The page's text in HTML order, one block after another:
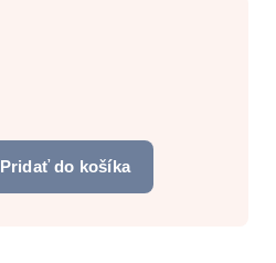
Pridať do košíka